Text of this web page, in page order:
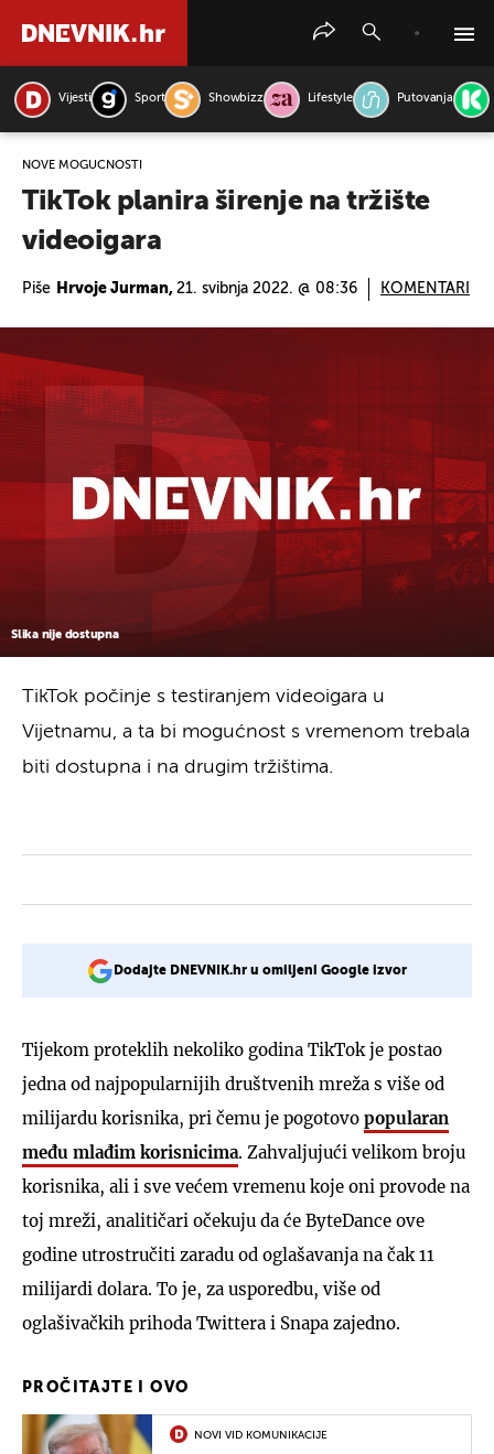
Vijesti Sport Showbizz Lifestyle Putovanja
NOVE MOGUĆNOSTI
TikTok planira širenje na tržište
videoigara
Piše Hrvoje Jurman, 21. svibnja 2022. @ 08:36 KOMENTARI
Slika nije dostupna
TikTok počinje s testiranjem videoigara u
Vijetnamu, a ta bi mogućnost s vremenom trebala
biti dostupna i na drugim tržištima.
Dodajte DNEVNIK.hr u omiljeni Google izvor
Tijekom proteklih nekoliko godina TikTok je postao
jedna od najpopularnijih društvenih mreža s više od
milijardu korisnika, pri čemu je pogotovo popularan
među mlađim korisnicima. Zahvaljujući velikom broju
korisnika, ali i sve većem vremenu koje oni provode na
toj mreži, analitičari očekuju da će ByteDance ove
godine utrostručiti zaradu od oglašavanja na čak 11
milijardi dolara. To je, za usporedbu, više od
oglašivačkih prihoda Twittera i Snapa zajedno.
PROČITAJTE I OVO
NOVI VID KOMUNIKACIJE
PRETRAŽITE VIJESTI